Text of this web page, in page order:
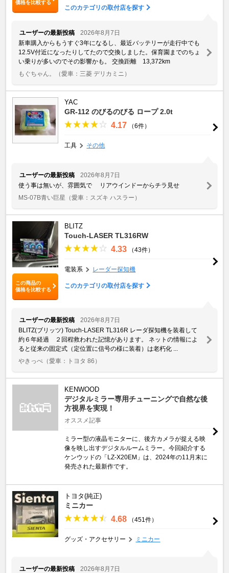
価格を比較する
このカテゴリの取付店を探す
ユーザーの最新投稿
2026年8月7日
新車購入からもうすぐ3年になるし、最近バッテリーが走行中でも
12.5V付近になったりしてたので交換しました。保育園までのちょ
い乗りが多いのでその影響かも。 交換距離 13,372km
もぐちゃん。
（愛車：三菱 デリカミニ）
YAC
GR-112 のびるのびる ロープ 2.0t
4.17 （6件）
工具 その他
ユーザーの最新投稿
2026年8月7日
使う事は無いが、雰囲気で リアウインドーからチラ見せ
MS-07B青い巨星 （愛車：スズキ ハスラー）
この商品の
価格を比較する
BLITZ
Touch-LASER TL316RW
4.33 （43件）
電装系 レーダー探知機
このカテゴリの取付店を探す
ユーザーの最新投稿
2026年8月7日
BLITZ(ブリッツ) Touch-LASER TL316R レーダ探知機を装着して
約６年経過 ２回程救われた記憶があります。 ネットの情報によ
ると従来の固定式（定位置に信号の様に装着）は老朽化 ...
やきっぺ （愛車：トヨタ 86）
KENWOOD
デジタルミラー専用チューニングで自然な後
方視界を実現！
オススメ記事
ミラー型の液晶モニターに、後方カメラが捉える映
像を映し出すデジタルルームミラー。今回紹介する
ケンウッドの「LZ-X20EM」は、2024年の11月末に
発売された最新作です。
トヨタ(純正)
ミニカー
4.68 （451件）
グッズ・アクセサリー ミニカー
ユーザーの最新投稿
2026年8月7日